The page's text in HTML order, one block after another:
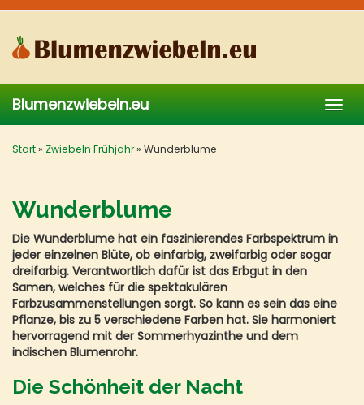
Skip
main
content
Blumenzwiebeln.eu
Start» Zwiebeln Frühjahr» Wunderblume
Wunderblume
Die Wunderblume hat ein faszinierendes Farbspektrum in
jeder einzelnen Blüte, ob einfarbig, zweifarbig oder sogar
dreifarbig. Verantwortlich dafür ist das Erbgut in den
Samen, welches für die spektakulären
Farbzusammenstellungen sorgt. So kann es sein das eine
Pflanze, bis zu 5 verschiedene Farben hat. Sie harmoniert
hervorragend mit der Sommerhyazinthe und dem
indischen Blumenrohr.
Die Schönheit der Nacht